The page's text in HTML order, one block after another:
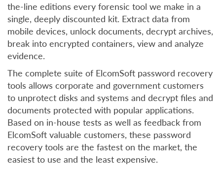
the-line editions every forensic tool we make in a
single, deeply discounted kit. Extract data from
mobile devices, unlock documents, decrypt archives,
break into encrypted containers, view and analyze
evidence.
The complete suite of ElcomSoft password recovery
tools allows corporate and government customers
to unprotect disks and systems and decrypt files and
documents protected with popular applications.
Based on in-house tests as well as feedback from
ElcomSoft valuable customers, these password
recovery tools are the fastest on the market, the
easiest to use and the least expensive.